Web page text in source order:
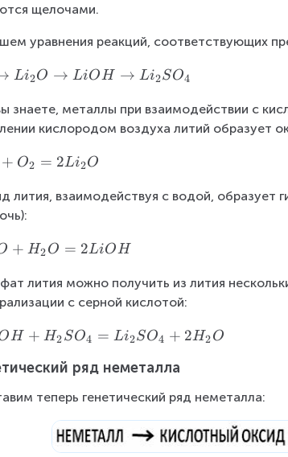
щелочами.
уравнения реакций, соответствующих
Li2O → LiOH → Li2SO4
знаете, металлы при взаимодействии с
кислородом воздуха литий образует
+ O2 = 2Li2O
лития, взаимодействуя с водой, образует
+ H2O = 2LiOH
лития можно получить из лития
с серной кислотой:
H + H2SO4 = Li2SO4 + 2H2O
ряд неметалла
теперь генетический ряд неметалла: